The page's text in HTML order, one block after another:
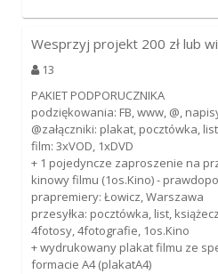
Wesprzyj projekt 200 zł lub
13
PAKIET PODPORUCZNIKA
podziękowania: FB, www, @,
@załączniki: plakat, pocztówka, list
film: 3xVOD, 1xDVD
+ 1 pojedyncze zaproszenie na
kinowy filmu (1os.Kino) -
prapremiery: Łowicz, Warszawa
przesyłka: pocztówka, list,
4fotosy, 4fotografie, 1os.Kino
+ wydrukowany plakat filmu ze
formacie A4 (plakatA4)